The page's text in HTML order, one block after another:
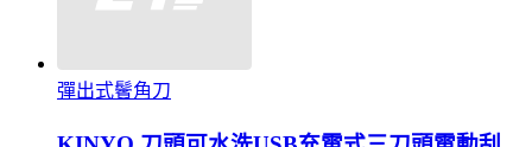
彈出式鬢角刀